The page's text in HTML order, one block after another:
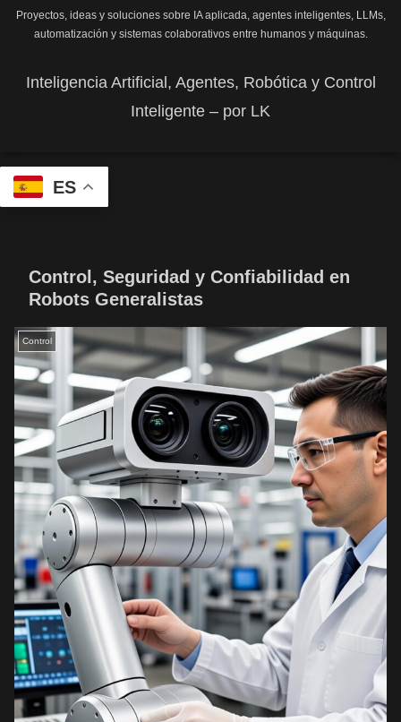
Proyectos, ideas y soluciones sobre IA aplicada, agentes inteligentes, LLMs,
automatización y sistemas colaborativos entre humanos y máquinas.
Inteligencia Artificial, Agentes, Robótica y Control
Inteligente – por LK
ES
Control, Seguridad y Confiabilidad en
Robots Generalistas
Control